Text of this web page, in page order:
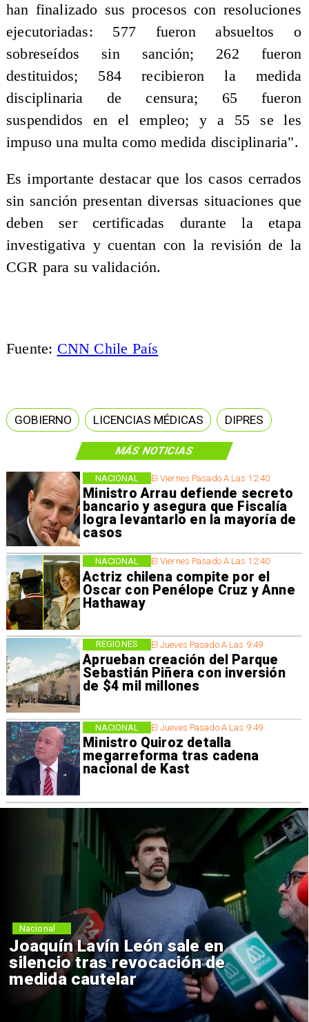
MÁS NOTICIAS
El Viernes Pasado A Las 12:40
Ministro Arrau defiende secreto
bancario y asegura que Fiscalía
logra levantarlo en la mayoría de
casos
NACIONAL
El Viernes Pasado A Las 12:40
Actriz chilena compite por el
Oscar con Penélope Cruz y Anne
Hathaway
NACIONAL
El Jueves Pasado A Las 9:49
Aprueban creación del Parque
Sebastián Piñera con inversión
de $4 mil millones
REGIONES
El Jueves Pasado A Las 9:49
Ministro Quiroz detalla
megarreforma tras cadena
nacional de Kast
NACIONAL
han finalizado sus procesos con resoluciones
ejecutoriadas: 577 fueron absueltos o
sobreseídos sin sanción; 262 fueron
destituidos; 584 recibieron la medida
disciplinaria de censura; 65 fueron
suspendidos en el empleo; y a 55 se les
impuso una multa como medida disciplinaria".
Es importante destacar que los casos cerrados
sin sanción presentan diversas situaciones que
deben ser certificadas durante la etapa
investigativa y cuentan con la revisión de la
CGR para su validación.
Fuente: CNN Chile País
GOBIERNO LICENCIAS MÉDICAS DIPRES
Joaquín Lavín León sale en
silencio tras revocación de
medida cautelar
Nacional